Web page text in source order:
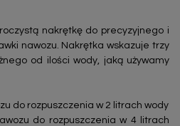
nakrętkę do precyzyjnego i
nawozu. Nakrętka wskazuje trzy
od ilości wody, jaką używamy
do rozpuszczenia w 2 litrach wody
do rozpuszczenia w 4 litrach